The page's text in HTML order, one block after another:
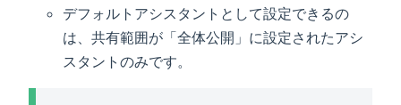
デフォルトアシスタントとして設定できるの
は、共有範囲が「全体公開」に設定されたアシ
スタントのみです。